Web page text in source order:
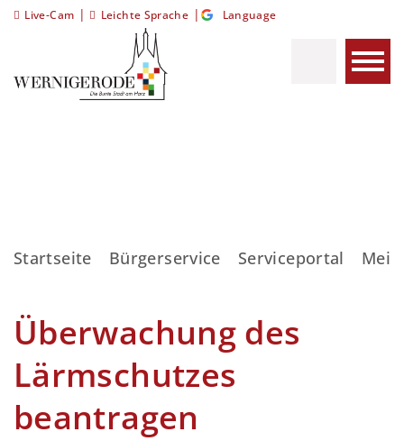
Live-Cam | Leichte Sprache | Language
Startseite Bürgerservice Serviceportal
Überwachung des
Lärmschutzes
beantragen